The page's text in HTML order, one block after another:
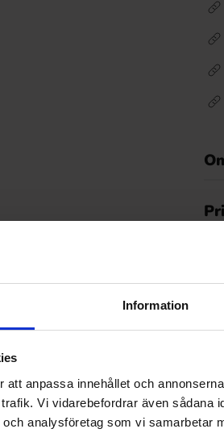
Information
att anpassa innehållet och
Vi vidarebefordrar även sådana
analysföretag som vi samarbetar
Relaterte